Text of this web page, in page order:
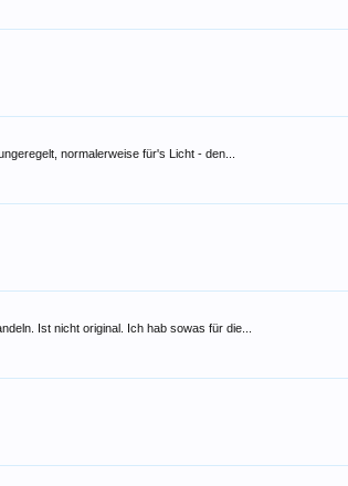
normalerweise für's Licht - den...
Ist nicht original. Ich hab sowas für die...